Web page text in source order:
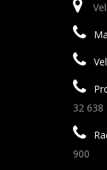
32 638
900